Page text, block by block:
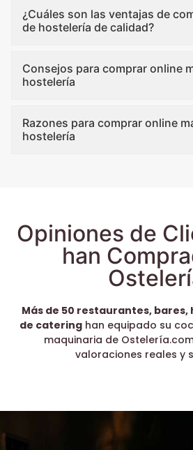
¿Cuáles son las ventajas de
de hostelería de calidad?
Consejos para comprar online
hostelería
Razones para comprar online
hostelería
Opiniones de
han
Más de 50 restaurantes, bares,
de cateringhan equipado su
maquinaria de
valoraciones reales y